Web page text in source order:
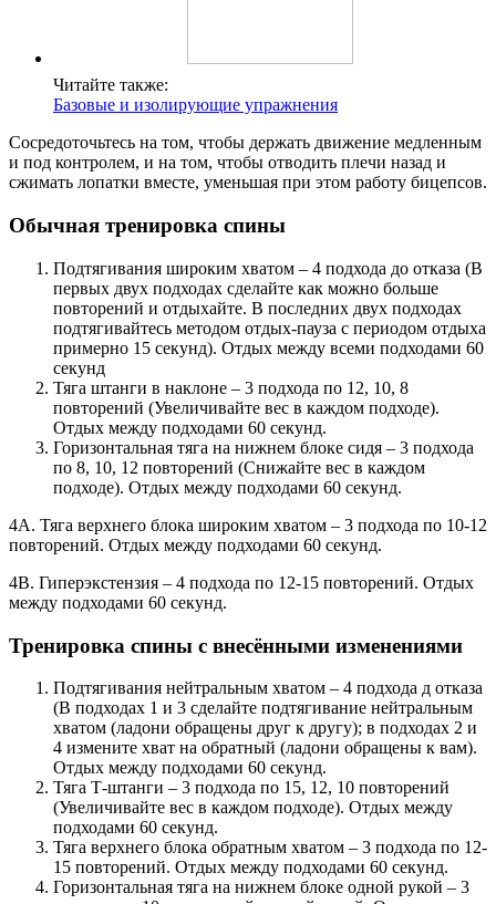
Читайте также:
Базовые и изолирующие упражнения
Сосредоточьтесь на том, чтобы держать движение медленным
и под контролем, и на том, чтобы отводить плечи назад и
сжимать лопатки вместе, уменьшая при этом работу бицепсов.
Обычная тренировка спины
Подтягивания широким хватом – 4 подхода до отказа (В
первых двух подходах сделайте как можно больше
повторений и отдыхайте. В последних двух подходах
подтягивайтесь методом отдых-пауза с периодом отдыха
примерно 15 секунд). Отдых между всеми подходами 60
секунд
Тяга штанги в наклоне – 3 подхода по 12, 10, 8
повторений (Увеличивайте вес в каждом подходе).
Отдых между подходами 60 секунд.
Горизонтальная тяга на нижнем блоке сидя – 3 подхода
по 8, 10, 12 повторений (Снижайте вес в каждом
подходе). Отдых между подходами 60 секунд.
4А. Тяга верхнего блока широким хватом – 3 подхода по 10-12
повторений. Отдых между подходами 60 секунд.
4В. Гиперэкстензия – 4 подхода по 12-15 повторений. Отдых
между подходами 60 секунд.
Тренировка спины с внесёнными изменениями
Подтягивания нейтральным хватом – 4 подхода д отказа
(В подходах 1 и 3 сделайте подтягивание нейтральным
хватом (ладони обращены друг к другу); в подходах 2 и
4 измените хват на обратный (ладони обращены к вам).
Отдых между подходами 60 секунд.
Тяга Т-штанги – 3 подхода по 15, 12, 10 повторений
(Увеличивайте вес в каждом подходе). Отдых между
подходами 60 секунд.
Тяга верхнего блока обратным хватом – 3 подхода по 12-
15 повторений. Отдых между подходами 60 секунд.
Горизонтальная тяга на нижнем блоке одной рукой – 3